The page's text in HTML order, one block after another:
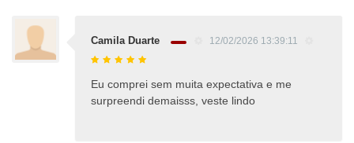
Camila Duarte 12/02/2026 13:39:11
Eu comprei sem muita expectativa e me
surpreendi demaisss, veste lindo